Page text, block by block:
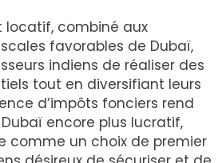
locatif, combiné aux
favorables de Dubaï,
indiens de réaliser des
tout en diversifiant leurs
d’impôts fonciers rend
encore plus lucratif,
comme un choix de premier